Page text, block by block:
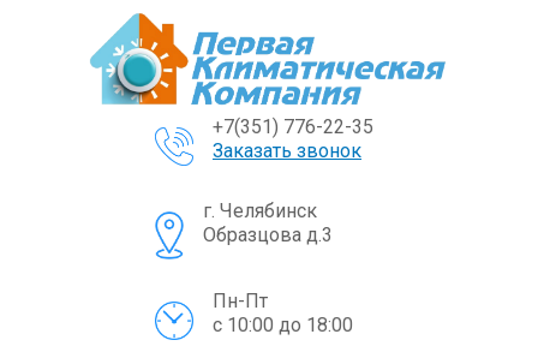
+7(351) 776-22-35
Заказать звонок
г. Челябинск
Образцова д.3
Пн-Пт
с 10:00 до 18:00